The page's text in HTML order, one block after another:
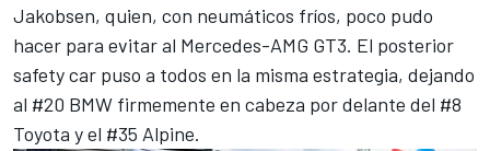
Jakobsen, quien, con neumáticos fríos, poco pudo
hacer para evitar al Mercedes-AMG GT3. El posterior
safety car puso a todos en la misma estrategia, dejando
al #20 BMW firmemente en cabeza por delante del #8
Toyota y el #35 Alpine.